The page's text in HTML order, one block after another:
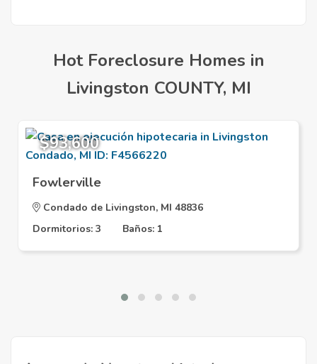
Hot Foreclosure Homes in
Livingston COUNTY, MI
$93,600
Fowlerville
Condado de Livingston, MI 48836
Dormitorios: 3
Baños: 1